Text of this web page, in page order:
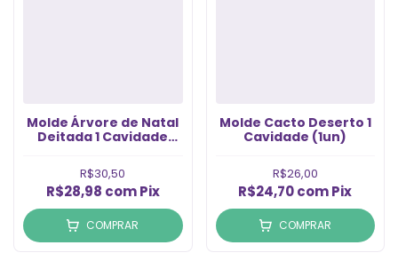
Molde Árvore de Natal
Deitada 1 Cavidade
R$30,50
R$28,98 com Pix
COMPRAR
Molde Cacto Deserto 1
Cavidade (1un)
R$26,00
R$24,70comPix
COMPRAR